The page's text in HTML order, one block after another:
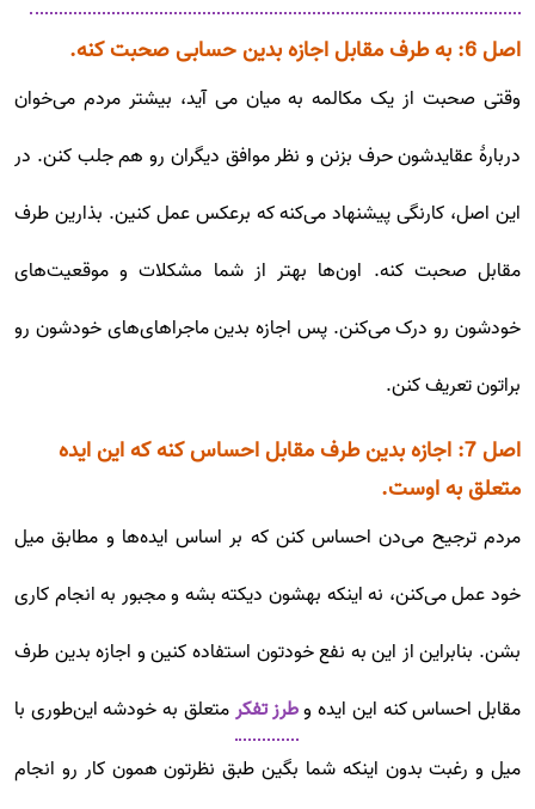
اصل 6: به طرف مقابل اجازه بدین حسابی صحبت کنه.
وقتی صحبت از یک مکالمه به میان می آید، بیشتر مردم می‌خوان
دربارۀ عقایدشون حرف بزنن و نظر موافق دیگران رو هم جلب کنن. در
این اصل، کارنگی پیشنهاد می‌کنه که برعکس عمل کنین. بذارین طرف
مقابل صحبت کنه. اون‌ها بهتر از شما مشکلات و موقعیت‌های
خودشون رو درک می‌کنن. پس اجازه بدین ماجراهای‌های خودشون رو
براتون تعریف کنن.
اصل 7: اجازه بدین طرف مقابل احساس کنه که این ایده
متعلق به اوست.
مردم ترجیح می‌دن احساس کنن که بر اساس ایده‌ها و مطابق میل
خود عمل می‌کنن، نه اینکه بهشون دیکته بشه و مجبور به انجام کاری
بشن. بنابراین از این به نفع خودتون استفاده کنین و اجازه بدین طرف
مقابل احساس کنه این ایده وطرز تفکرمتعلق به خودشه این‌طوری با
میل و رغبت بدون اینکه شما بگین طبق نظرتون همون کار رو انجام